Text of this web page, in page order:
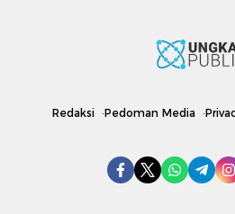
Redaksi Pedoman Media